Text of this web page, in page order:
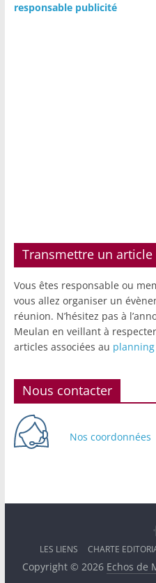
responsable publicité
Transmettre un article
Vous êtes responsable ou
vous allez organiser un
réunion. N’hésitez pas à
Meulan en veillant à
articles associées au
Nous contacter
Nos coordonnées
LES LIENS CHARTE
Copyright © 2026 Echos de